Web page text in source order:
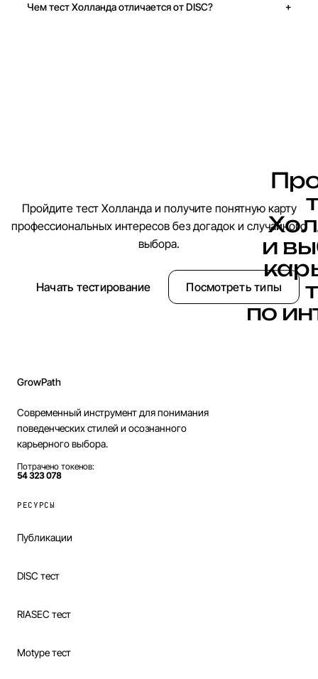
Чем тест Холланда отличается от DISC?
Пр
Хол
и вы
кар
т
поин
Пройдите тест Холланда и получите понятную карту
профессиональных интересов без догадок и случайного
выбора.
Начать тестирование Посмотреть типы
GrowPath
Современный инструмент для понимания
поведенческих стилей и осознанного
карьерного выбора.
Потрачено токенов:
54 323 078
РЕСУРСЫ
Публикации
DISC тест
RIASEC тест
Motype тест